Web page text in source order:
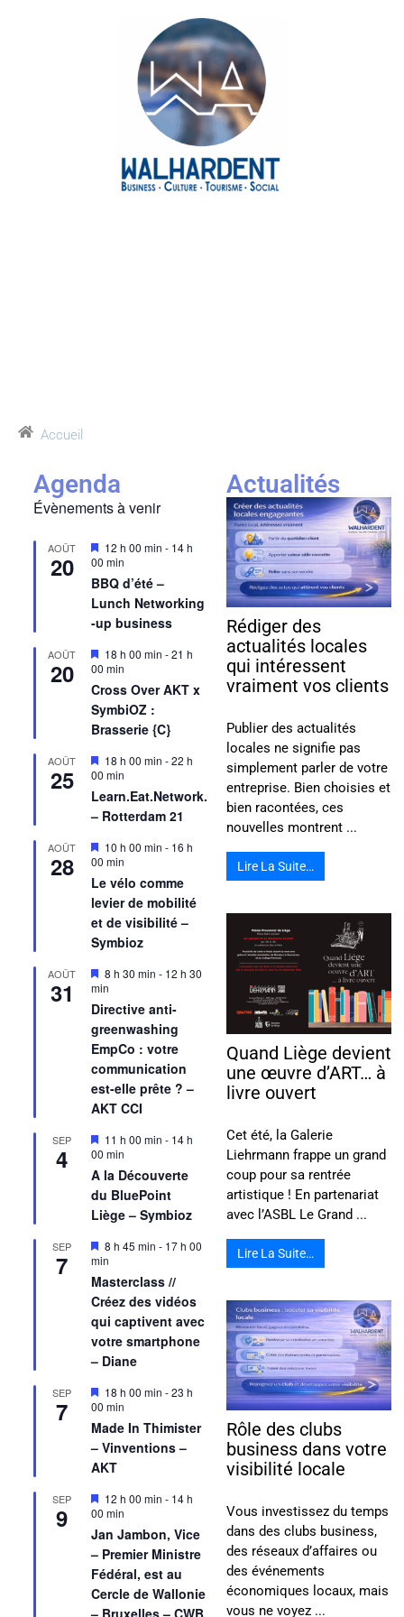
Accueil
Agenda
Évènements à venir
AOÛT
20
Mis
en
avant
12 h 00 min - 14 h
00 min
BBQ d’été –
Lunch Networking
-up business
AOÛT
20
Mis
en
18 h 00 min -21 h
00 min
Cross Over AKT x
SymbiOZ :
Brasserie {C}
AOÛT
25
Mis
en
18 h 00 min -22 h
00 min
Learn.Eat.Network.
– Rotterdam 21
AOÛT
28
Mis
en
avant
10 h 00 min - 16 h
00 min
Le vélo comme
levier de mobilité
et de visibilité –
Symbioz
AOÛT
31
Mis
en
avant
8 h 30 min - 12 h 30
min
Directive anti-
greenwashing
EmpCo : votre
communication
est-elle prête ? –
AKT CCI
SEP
4
Mis
en
avant
11 h 00 min - 14 h
00 min
A la Découverte
du BluePoint
Liège – Symbioz
SEP
7
Mis
en
8 h 45 min - 17 h 00
min
Masterclass //
Créez des vidéos
qui captivent avec
votre smartphone
– Diane
SEP
7
Mis
en
avant
18 h 00 min -23 h
00 min
Made In Thimister
– Vinventions –
AKT
SEP
9
Mis
en
avant
12 h 00 min - 14 h
00 min
Jan Jambon, Vice
– Premier Ministre
Fédéral, est au
Cercle de Wallonie
Actualités
Rédiger des
actualités locales
qui intéressent
vraiment vos clients
Publier des actualités
locales ne signifie pas
simplement parler de votre
entreprise. Bien choisies et
bien racontées, ces
nouvelles montrent ...
Lire La Suite…
Quand Liège devient
une œuvre d’ART… à
livre ouvert
Cet été, la Galerie
Liehrmann frappe un grand
coup pour sa rentrée
artistique ! En partenariat
avec l’ASBL Le Grand ...
Lire La Suite…
Rôle des clubs
business dans votre
visibilité locale
Vous investissez du temps
dans des clubs business,
des réseaux d’affaires ou
des événements
économiques locaux, mais
vous ne voyez ...